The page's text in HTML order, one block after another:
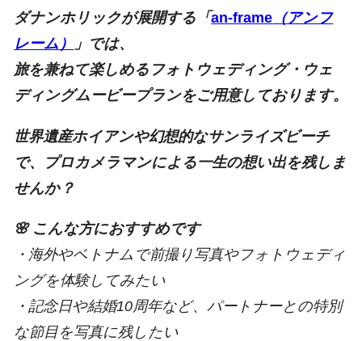
ダナンホリックが展開する「an-frame （アンフ
レーム）
」では、
旅を兼ねて楽しめるフォトウェディング・ウェ
ディングムービープランをご用意しております。
世界遺産ホイアンや幻想的なサンライズビーチ
で、プロカメラマンによる一生の想い出を残しま
せんか？
🌸 こんな方におすすめです
・海外やベトナムで前撮り写真やフォトウェディ
ングを体験してみたい
・記念日や結婚10周年など、パートナーとの特別
な節目を写真に残したい